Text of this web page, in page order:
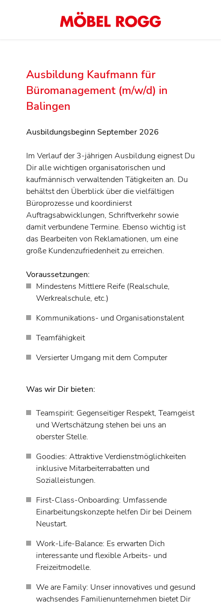
Ausbildung Kaufmann für
Büromanagement (m/w/d) in
Balingen
Ausbildungsbeginn September 2026
Im Verlauf der 3-jährigen Ausbildung eignest Du
Dir alle wichtigen organisatorischen und
kaufmännisch verwaltenden Tätigkeiten an. Du
behältst den Überblick über die vielfältigen
Büroprozesse und koordinierst
Auftragsabwicklungen, Schriftverkehr sowie
damit verbundene Termine. Ebenso wichtig ist
das Bearbeiten von Reklamationen, um eine
große Kundenzufriedenheit zu erreichen.
Voraussetzungen:
Mindestens Mittlere Reife (Realschule,
Werkrealschule, etc.)
Kommunikations- und Organisationstalent
Teamfähigkeit
Versierter Umgang mit dem Computer
Was wir Dir bieten:
Teamspirit: Gegenseitiger Respekt, Teamgeist
und Wertschätzung stehen bei uns an
oberster Stelle.
Goodies: Attraktive Verdienstmöglichkeiten
inklusive Mitarbeiterrabatten und
Sozialleistungen.
First-Class-Onboarding: Umfassende
Einarbeitungskonzepte helfen Dir bei Deinem
Neustart.
Work-Life-Balance: Es erwarten Dich
interessante und flexible Arbeits- und
Freizeitmodelle.
We are Family: Unser innovatives und gesund
wachsendes Familienunternehmen bietet Dir